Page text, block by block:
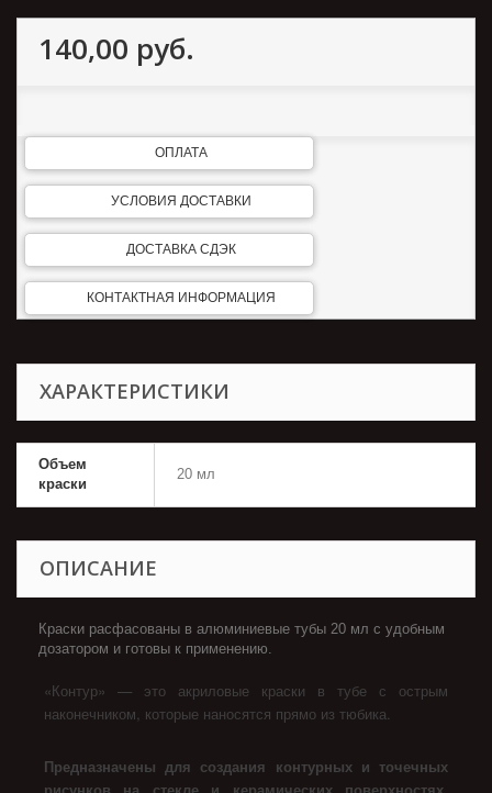
140,00 руб.
ОПЛАТА
УСЛОВИЯ ДОСТАВКИ
ДОСТАВКА СДЭК
КОНТАКТНАЯ ИНФОРМАЦИЯ
ХАРАКТЕРИСТИКИ
Объем
краски
20 мл
ОПИСАНИЕ
Краски расфасованы в алюминиевые тубы 20 мл с удобным
дозатором и готовы к применению.
«Контур» — это акриловые краски в тубе с острым
наконечником, которые наносятся прямо из тюбика.
Предназначены для создания контурных и точечных